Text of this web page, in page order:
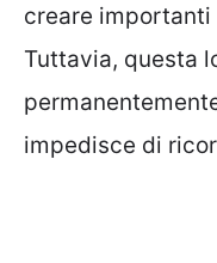
creare
Tuttavia, questa
impedisce di